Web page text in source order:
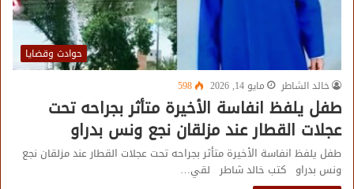
حوادث وقضايا
خالد الشاطر
مايو 14, 2026 598
طفل يلفظ انفاسة الأخيرة متأثر بجراحه تحت
عجلات القطار عند مزلقان نجع ونس بدراو
طفل يلفظ انفاسة الأخيرة متأثر بجراحه تحت عجلات القطار عند مزلقان نجع
ونس بدراو كتب خالد شاطر لقي…